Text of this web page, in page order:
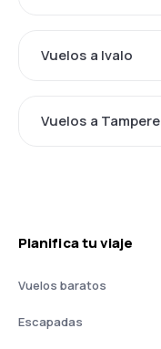
Vuelos a Ivalo
Vuelos a Tampere
Planifica tu viaje
Vuelos baratos
Escapadas